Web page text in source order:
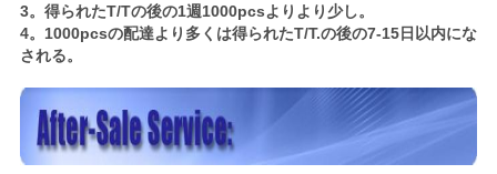
3。得られたT/Tの後の1週1000pcsよりより少し。
4。1000pcsの配達より多くは得られたT/T.の後の7-15日以内にな
される。